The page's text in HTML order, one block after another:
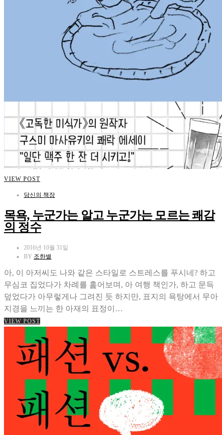
VIEW POST
당신의 책장
목욕, 누군가는 알고 누군가는 모르는 쾌감
의 정수
2016년 10월 31일
BY 조한별
아, 이 아저씨도 나와 같은 스타일로 스트레스를 푸시네? 하고
무심코 집었다가 차례를 훑어보며, 아 여행 책인가, 하고 문득
덮었다가 아무렇게나 그려진 듯 하지만, 표지의 욕탕에서 무아
지경을 느끼는 한 아재의 표정이…
VIEW POST